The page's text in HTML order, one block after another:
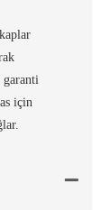
garanti
için